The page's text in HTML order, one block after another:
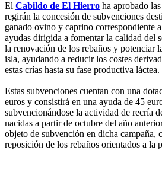
El Cabildo de El Hierro ha aprobado
regirán la concesión de subvenciones
ganado ovino y caprino correspondiente
ayudas dirigida a fomentar la calidad del
la renovación de los rebaños y potenciar
isla, ayudando a reducir los costes
estas crías hasta su fase productiva láctea.
Estas subvenciones cuentan con una
euros y consistirá en una ayuda de 45
subvencionándose la actividad de recría
nacidas a partir de octubre del año
objeto de subvención en dicha campaña,
reposición de los rebaños orientados a la